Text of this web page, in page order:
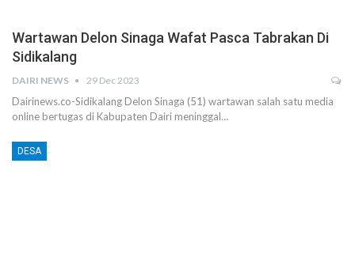
Wartawan Delon Sinaga Wafat Pasca Tabrakan Di
Sidikalang
DAIRI NEWS 29 Dec 2023
Dairinews.co-Sidikalang Delon Sinaga (51) wartawan salah satu media
online bertugas di Kabupaten Dairi meninggal…
DESA